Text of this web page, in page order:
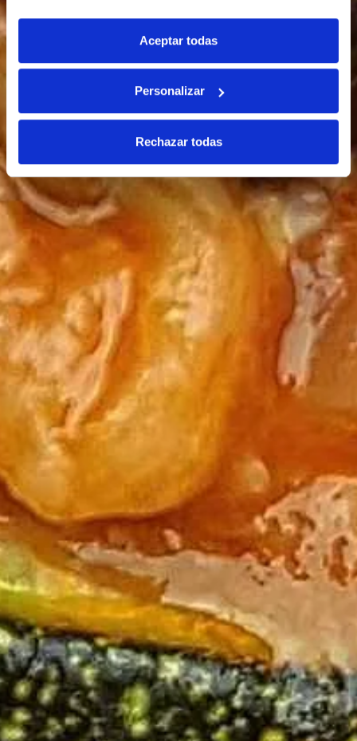
Aceptar todas
Personalizar
Rechazar todas